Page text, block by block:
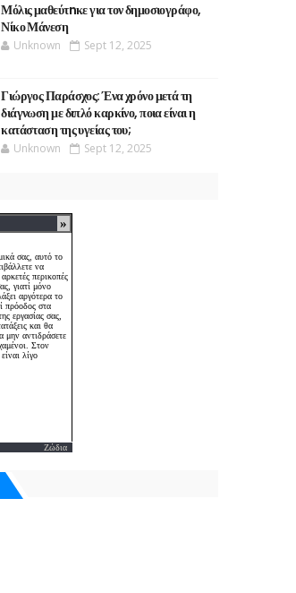
Μόλις μαθεύτnκε για τον δημοσιογράφο,
Νίκο Μάνεση
Unknown Sept 12, 2025
Γιώργος Παράσχος: Ένα χρόνο μετά τη
διάγνωση με διπλό καρκίνο, ποια είναι η
κατάσταση της υγείας του;
Unknown Sept 12, 2025
Ζώδια